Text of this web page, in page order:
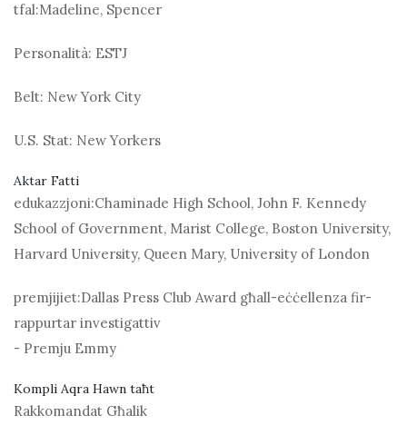
tfal:Madeline, Spencer
Personalità: ESTJ
Belt: New York City
U.S. Stat: New Yorkers
Aktar Fatti
edukazzjoni:Chaminade High School, John F. Kennedy
School of Government, Marist College, Boston University,
Harvard University, Queen Mary, University of London
premjijiet:Dallas Press Club Award għall-eċċellenza fir-
rappurtar investigattiv
- Premju Emmy
Kompli Aqra Hawn taħt
Rakkomandat Għalik